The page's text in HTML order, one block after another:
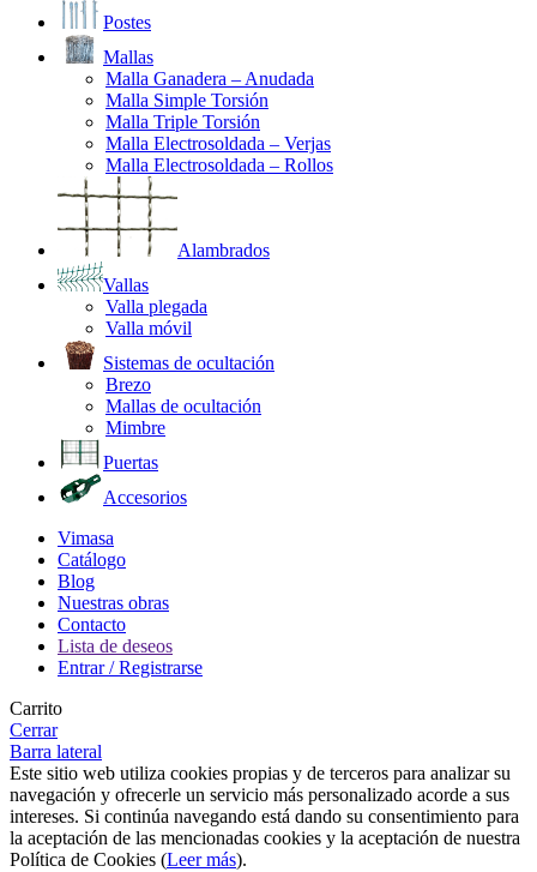
Postes
Mallas
Malla Ganadera – Anudada
Malla Simple Torsión
Malla Triple Torsión
Malla Electrosoldada – Verjas
Malla Electrosoldada – Rollos
Alambrados
Vallas
Valla plegada
Valla móvil
Sistemas de ocultación
Brezo
Mallas de ocultación
Mimbre
Puertas
Accesorios
Vimasa
Catálogo
Blog
Nuestras obras
Contacto
Lista de deseos
Entrar / Registrarse
Carrito
Cerrar
Barra lateral
Este sitio web utiliza cookies propias y de terceros para analizar su
navegación y ofrecerle un servicio más personalizado acorde a sus
intereses. Si continúa navegando está dando su consentimiento para
la aceptación de las mencionadas cookies y la aceptación de nuestra
Política de Cookies (Leer más).